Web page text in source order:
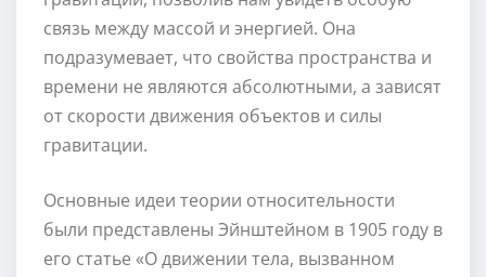
связь между массой и энергией. Она
подразумевает, что свойства пространства и
времени не являются абсолютными, а зависят
от скорости движения объектов и силы
гравитации.
Основные идеи теории относительности
были представлены Эйнштейном в 1905 году в
его статье «О движении тела, вызванном